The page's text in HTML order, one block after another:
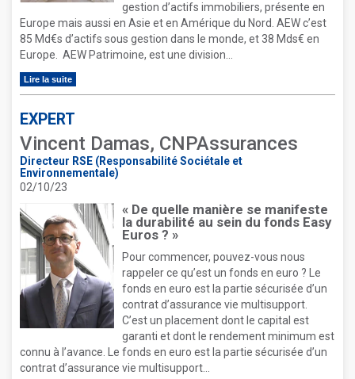
gestion d’actifs immobiliers, présente en
Europe mais aussi en Asie et en Amérique du Nord. AEW c’est
85 Md€s d’actifs sous gestion dans le monde, et 38 Mds€ en
Europe. AEW Patrimoine, est une division...
Lire la suite
EXPERT
Vincent Damas, CNPAssurances
Directeur RSE (Responsabilité Sociétale et
Environnementale)
02/10/23
« De quelle manière se manifeste
la durabilité au sein du fonds Easy
Euros ? »
Pour commencer, pouvez-vous nous
rappeler ce qu’est un fonds en euro ? Le
fonds en euro est la partie sécurisée d’un
contrat d’assurance vie multisupport.
C’est un placement dont le capital est
garanti et dont le rendement minimum est
connu à l’avance. Le fonds en euro est la partie sécurisée d’un
contrat d’assurance vie multisupport...